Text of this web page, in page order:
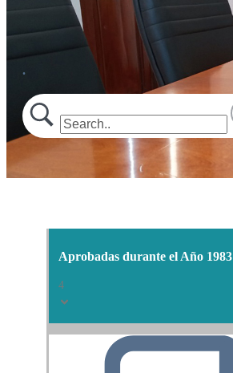
.
Aprobadas durante el Año 1983
4